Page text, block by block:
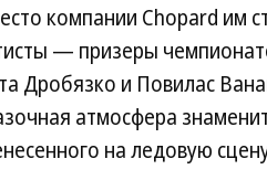
компании Chopard им
— призеры
Дробязко и Повилас
атмосфера
на ледовую